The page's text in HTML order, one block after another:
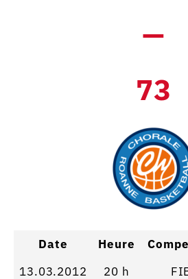
—
73
Date Heure
13.03.2012
20 h